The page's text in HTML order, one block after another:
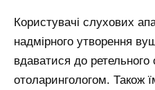
Користувачі слухових
надмірного утворення
вдаватися до
отоларингологом. Також